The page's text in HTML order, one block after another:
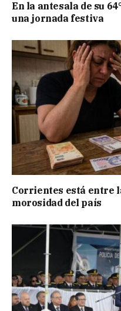
En la antesala de su
una jornada festiva
Corrientes está entre
morosidad del país